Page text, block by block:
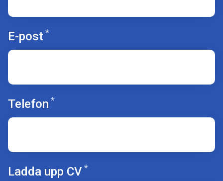
E-post *Obligatoriskt
Telefon *Obligatoriskt
Ladda upp CV*Obligatoriskt